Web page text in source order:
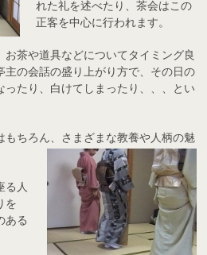
れた礼を述べたり、茶会はこの
正客を中心に行われます。
茶や道具などについてタイミング良
主の会話の盛り上がり方で、その日の
たり、白けてしまったり、、、とい
もちろん、さまざまな教養や人柄の魅
る人
を
ある